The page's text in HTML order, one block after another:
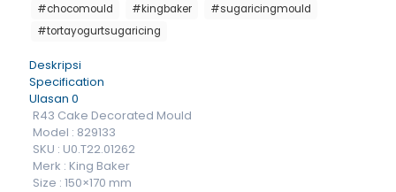
#chocomould
#kingbaker
#sugaricingmould
#tortayogurtsugaricing
Deskripsi
Specification
Ulasan 0
R43 Cake Decorated Mould
Model : 829133
SKU : U0.T22.01262
Merk : King Baker
Size : 150×170 mm